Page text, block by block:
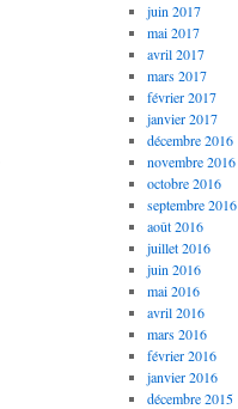
juin 2017
mai 2017
avril 2017
mars 2017
février 2017
janvier 2017
décembre 2016
novembre 2016
octobre 2016
septembre 2016
août 2016
juillet 2016
juin 2016
mai 2016
avril 2016
mars 2016
février 2016
janvier 2016
décembre 2015